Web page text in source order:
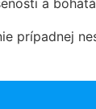
prípadnej